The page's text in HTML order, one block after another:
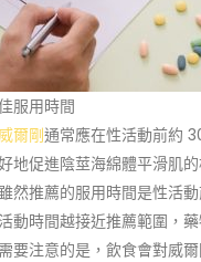
服用時間
爾剛通常應在性活動前約
地促進陰莖海綿體平滑肌
然推薦的服用時間是性活
動時間越接近推薦範圍，
要注意的是，飲食會對威